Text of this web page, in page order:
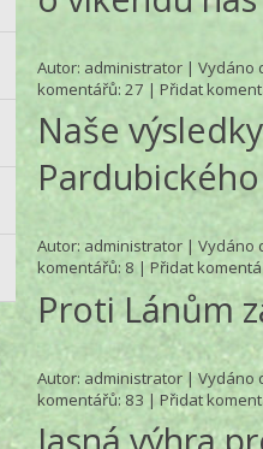
Autor: administrator| Vydáno
komentářů: 27 | Přidat
Naše
Autor: administrator| Vydáno
komentářů: 8 | Přidat
Proti Lánům
Autor: administrator| Vydáno
komentářů: 83 | Přidat